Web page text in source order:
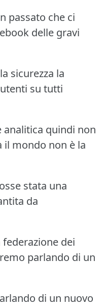
passato che ci
delle gravi
sicurezza la
su tutti
analitica quindi non
il mondo non è la
stata una
da
dei
parlando di un
di un nuovo